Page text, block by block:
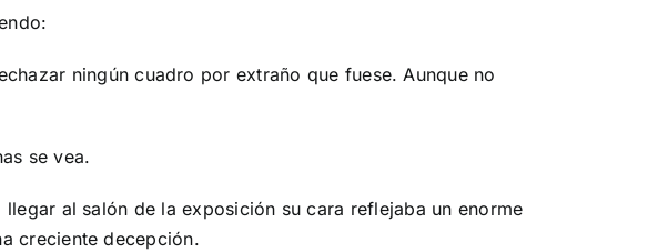
ningún cuadro por extraño que fuese. Aunque no
se vea.
al salón de la exposición su cara reflejaba un enorme
creciente decepción.